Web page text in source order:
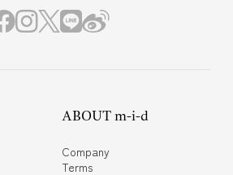
ABOUT m-i-d
Company
Terms